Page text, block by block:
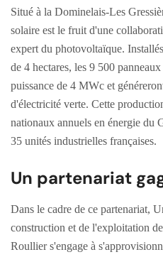
Situé à la Dominelais-Les
solaire est le fruit d'une
expert du photovoltaïque.
de 4 hectares, les 9 500
puissance de 4 MWc et
d'électricité verte. Cette
nationaux annuels en énergie du
35 unités industrielles françaises.
Un partenariat
Dans le cadre de ce partenariat,
construction et de l'exploitation
Roullier s'engage à